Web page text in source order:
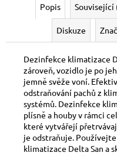
Popis Související
Diskuze
Dezinfekce klimatizace
zároveň, vozidlo je po
jemně svěže voní.
odstraňování pachů z
systémů. Dezinfekce
plísně a houby v rámci
které vytvářejí
je odstraňuje.
klimatizace Delta San a